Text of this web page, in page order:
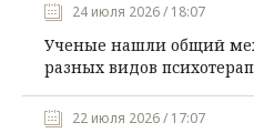
24 июля 2026 / 18:07
Ученые нашли общий
разных видов
22 июля 2026 / 17:07